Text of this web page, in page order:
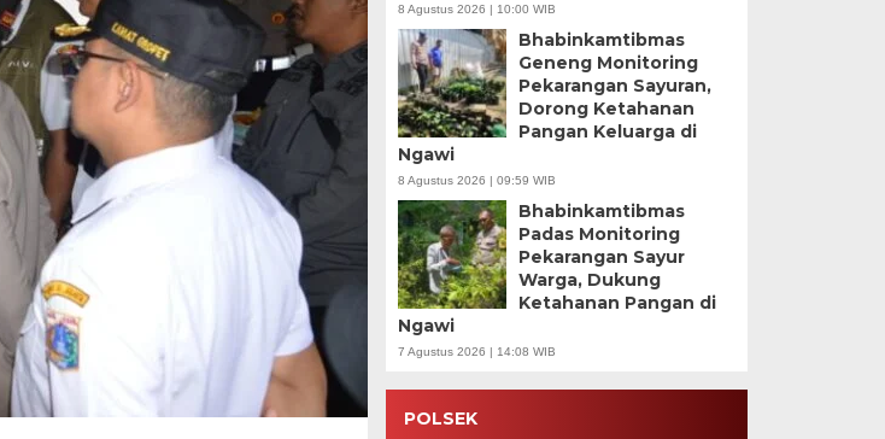
8 Agustus 2026 | 10:00 WIB
Bhabinkamtibmas
Geneng Monitoring
Pekarangan Sayuran,
Dorong Ketahanan
Pangan Keluarga di
Ngawi
8 Agustus 2026 | 09:59 WIB
Bhabinkamtibmas
Padas Monitoring
Pekarangan Sayur
Warga, Dukung
Ketahanan Pangan di
Ngawi
7 Agustus 2026 | 14:08 WIB
POLSEK